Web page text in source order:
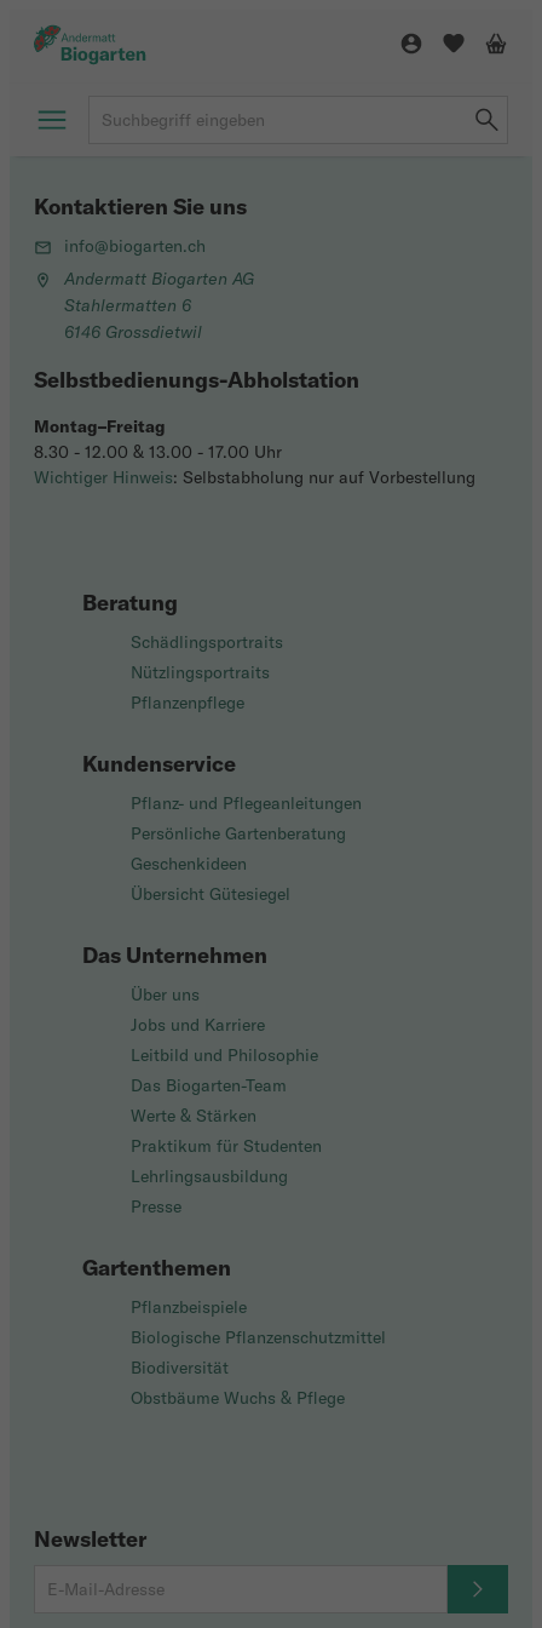
Beratung
Schädlingsportraits
Nützlingsportraits
Pflanzenpflege
Kundenservice
Pflanz- und Pflegeanleitungen
Persönliche Gartenberatung
Geschenkideen
Übersicht Gütesiegel
Das Unternehmen
Über uns
Jobs und Karriere
Leitbild und Philosophie
Das Biogarten-Team
Werte & Stärken
Praktikum für Studenten
Lehrlingsausbildung
Presse
Gartenthemen
Pflanzbeispiele
Biologische Pflanzenschutzmittel
Biodiversität
Obstbäume Wuchs & Pflege
Newsletter
Kontaktieren Sie uns
info@biogarten.ch
Andermatt Biogarten AG
Stahlermatten 6
6146 Grossdietwil
Selbstbedienungs-Abholstation
Montag–Freitag
8.30 - 12.00 & 13.00 - 17.00 Uhr
Wichtiger Hinweis: Selbstabholung nur auf Vorbestellung